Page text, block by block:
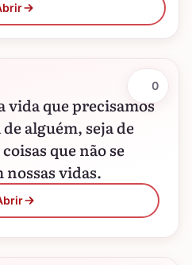
vida que precisamos
alguém, seja de
que não se
nossas vidas.
0